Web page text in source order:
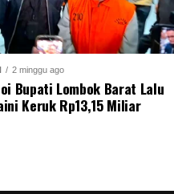
2 minggu ago
Bupati Lombok Barat Lalu
Keruk Rp13,15 Miliar